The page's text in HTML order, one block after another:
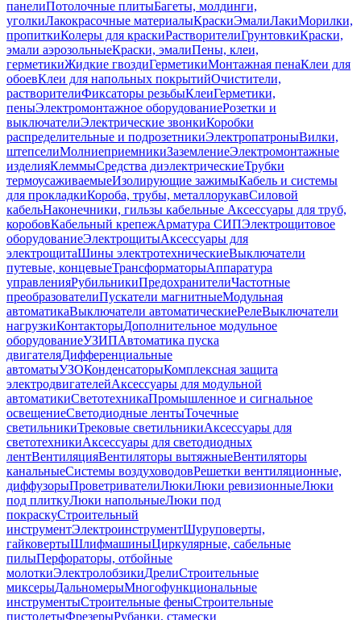
панелиПотолочные плитыБагеты, молдинги,
уголкиЛакокрасочные материалыКраскиЭмалиЛакиМорилки,
пропиткиКолеры для краскиРастворителиГрунтовкиКраски,
эмали аэрозольныеКраски, эмалиПены, клеи,
герметикиЖидкие гвоздиГерметикиМонтажная пенаКлеи для
обоевКлеи для напольных покрытийОчистители,
растворителиФиксаторы резьбыКлеиГерметики,
пеныЭлектромонтажное оборудованиеРозетки и
выключателиЭлектрические звонкиКоробки
распределительные и подрозетникиЭлектропатроныВилки,
штепселиМолниеприемникиЗаземлениеЭлектромонтажные
изделияКлеммыСредства диэлектрическиеТрубки
термоусаживаемыеИзолирующие зажимыКабель и системы
для прокладкиКороба, трубы, металлорукавСиловой
кабельНаконечники, гильзы кабельные Аксессуары для труб,
коробовКабельный крепежАрматура СИПЭлектрощитовое
оборудованиеЭлектрощитыАксессуары для
электрощитаШины электротехническиеВыключатели
путевые, концевыеТрансформаторыАппаратура
управленияРубильникиПредохранителиЧастотные
преобразователиПускатели магнитныеМодульная
автоматикаВыключатели автоматическиеРелеВыключатели
нагрузкиКонтакторыДополнительное модульное
оборудованиеУЗИПАвтоматика пуска
двигателяДифференциальные
автоматыУЗОКонденсаторыКомплексная защита
электродвигателейАксессуары для модульной
автоматикиСветотехникаПромышленное и сигнальное
освещениеСветодиодные лентыТочечные
светильникиТрековые светильникиАксессуары для
светотехникиАксессуары для светодиодных
лентВентиляцияВентиляторы вытяжныеВентиляторы
канальныеСистемы воздуховодовРешетки вентиляционные,
диффузорыПроветривателиЛюкиЛюки ревизионныеЛюки
под плиткуЛюки напольныеЛюки под
покраскуСтроительный
инструментЭлектроинструментШуруповерты,
гайковертыШлифмашиныЦиркулярные, сабельные
пилыПерфораторы, отбойные
молоткиЭлектролобзикиДрелиСтроительные
миксерыДальномерыМногофункциональные
инструментыСтроительные феныСтроительные
пистолетыФрезерыРубанки, стамески